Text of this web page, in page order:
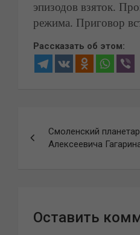
эпизодов взяток.
режима. Приговор
Рассказать об этом:
по
Смоленский
Алексеевича
Оставить